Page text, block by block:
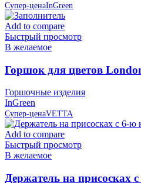
Супер-ценаInGreen
Add to compare
Быстрый просмотр
В желаемое
Горшок для цветов
Горшочные изделия
InGreen
Супер-ценаVETTA
Add to compare
Быстрый просмотр
В желаемое
Держатель на присосках